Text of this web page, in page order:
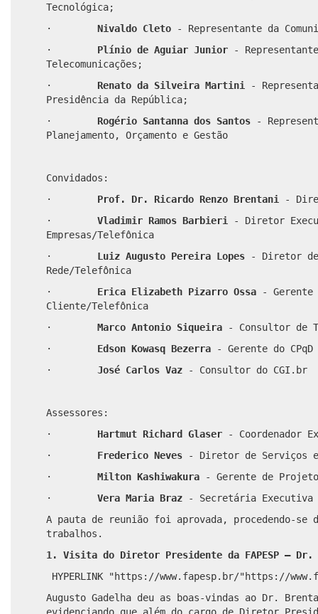
Tecnológica;
·
Nivaldo Cleto
- Representante da
·
Plínio de Aguiar Junior
-
Telecomunicações;
·
Renato da Silveira Martini
-
Presidência da República;
·
Rogério Santanna dos Santos
-
Planejamento, Orçamento e Gestão
Convidados:
·
Prof. Dr. Ricardo Renzo Brentani
-
·
Vladimir Ramos Barbieri
- Diretor
Empresas/Telefônica
·
Luiz Augusto Pereira Lopes
- Diretor de
Rede/Telefônica
·
Erica Elizabeth Pizarro Ossa
- Gerente
Cliente/Telefônica
·
Marco Antonio Siqueira
- Consultor de
·
Edson Kowasq Bezerra
- Gerente do CPqD
·
José Carlos Vaz - Consultor do CGI.br
Assessores:
·
Hartmut Richard Glaser
- Coordenador
·
Frederico Neves
- Diretor de Serviços
·
Milton Kashiwakura
- Gerente de
·
Vera Maria Braz
- Secretária Executiva
A pauta de reunião foi aprovada, procedendo-
trabalhos.
1. Visita do Diretor Presidente da FAPESP – Dr.
HYPERLINK "https://www.fapesp.br/"https://
Augusto Gadelha deu as boas-vindas ao Dr.
evidenciando que além do cargo de Diretor